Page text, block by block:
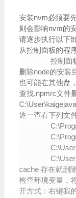
安装nvm必须要
则会影响nvm的
请逐步执行以下
从控制面板的程
控制面板->
删除node的安装
也可能在其他盘
查找.npmrc文件
C:\User\kaigejava
逐一查看下列文
C:\Program
C:\Program
C:\Users\用
C:\Users\用
cache 存在就删
检查环境变量，
开方式：右键我